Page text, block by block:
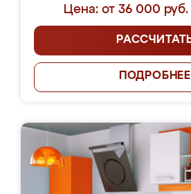
Цена: от 36 000 руб.
ПОДРОБНЕЕ